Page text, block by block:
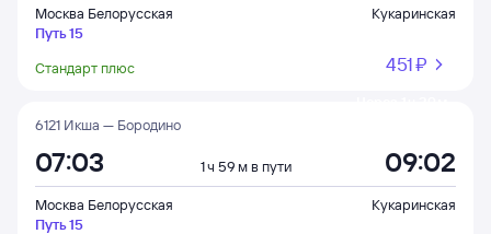
Москва Белорусская
Путь 15
Кукаринская
Стандарт плюс 451 ⁠₽
6121 Икша — Бородино
07:03 1 ч 59 м в пути 09:02
Москва Белорусская
Путь 15
Кукаринская